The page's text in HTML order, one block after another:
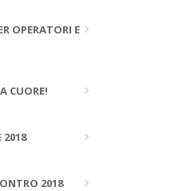
OPERATORI E
CUORE!
2018
2018